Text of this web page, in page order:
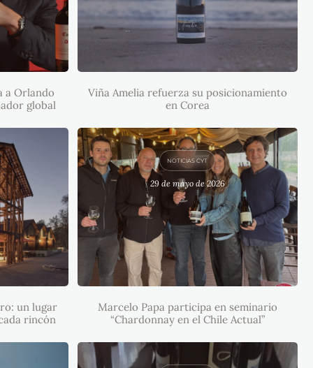
BLOOM
a Orlando
global
VIÑA AMELIA REFUERZA SU
POSICIONAMIENTO EN COREA
Viña Amelia refuerza su posicionamiento
en Corea
Y
HABLA
un lugar
rincón
NOTICIAS CYT
29 de mayo de 2026
MARCELO PAPA PARTICIPA EN
SEMINARIO “CHARDONNAY EN
EL CHILE ACTUAL”
Marcelo Papa participa en seminario
“Chardonnay en el Chile Actual”